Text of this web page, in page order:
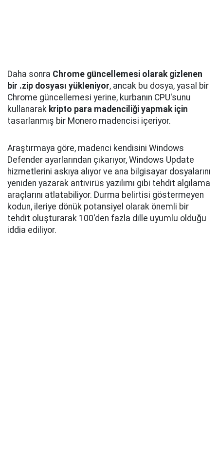
Daha sonra Chrome güncellemesi olarak gizlenen
bir .zip dosyası yükleniyor, ancak bu dosya, yasal bir
Chrome güncellemesi yerine, kurbanın CPU'sunu
kullanarak kripto para madenciliği yapmak için
tasarlanmış bir Monero madencisi içeriyor.
Araştırmaya göre, madenci kendisini Windows
Defender ayarlarından çıkarıyor, Windows Update
hizmetlerini askıya alıyor ve ana bilgisayar dosyalarını
yeniden yazarak antivirüs yazılımı gibi tehdit algılama
araçlarını atlatabiliyor. Durma belirtisi göstermeyen
kodun, ileriye dönük potansiyel olarak önemli bir
tehdit oluşturarak 100'den fazla dille uyumlu olduğu
iddia ediliyor.